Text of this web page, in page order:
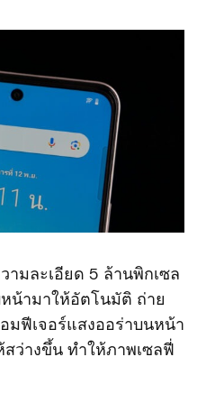
ามละเอียด 5 ล้านพิกเซล
น้ามาให้อัตโนมัติ ถ่าย
มฟีเจอร์แสงออร่าบนหน้า
ว่างขึ้น ทำให้ภาพเซลฟี่